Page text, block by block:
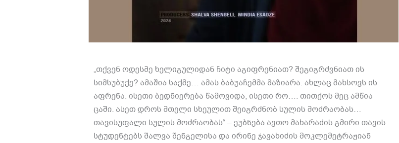
„თქვენ ოდესმე ხელიგულიდან ჩიტი აგიფრენიათ? შეგიგრძვნიათ ის
სიმსუბუქე? ამაშია საქმე… ამას ბაბუაჩემმა მაზიარა. ახლაც მახსოვს ის
აფრენა. ისეთი ბედნიერება წამოვიდა, ისეთი რო…. თითქოს მეც ამწია
ცაში. ასეთ დროს მთელი სხეულით შეიგრძნობ სულის მოძრაობას…
თავისუფალი სულის მოძრაობას“ –ეუბნება ავთო მახარაძის გმირი თავის
სტუდენტებს შალვა შენგელისა და ირინე ჯავახიძის მოკლემეტრაჟიან